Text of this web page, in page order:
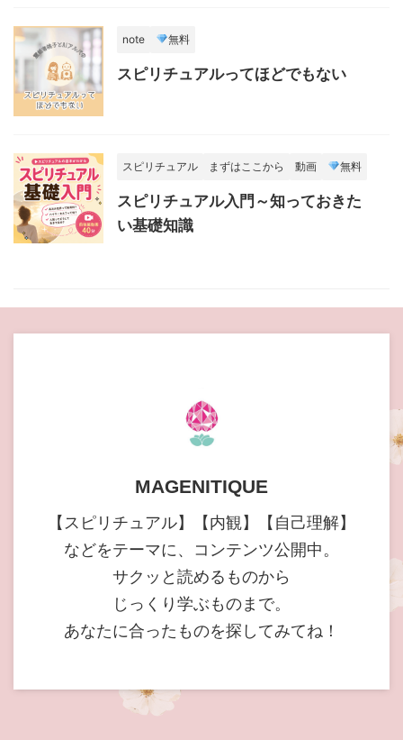
note 無料
スピリチュアルってほどでもない
スピリチュアル まずはここから 動画 無料
スピリチュアル入門～知っておきた
い基礎知識
MAGENITIQUE
【スピリチュアル】【内観】【自己理解】
などをテーマに、コンテンツ公開中。
サクッと読めるものから
じっくり学ぶものまで。
あなたに合ったものを探してみてね！